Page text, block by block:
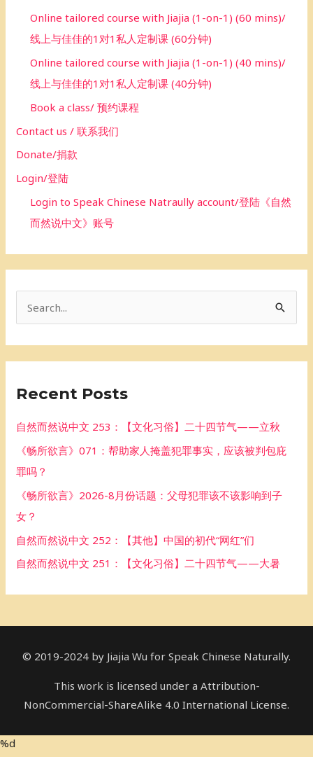
Online tailored course with Jiajia (1-on-1) (60 mins)/
线上与佳佳的1对1私人定制课 (60分钟)
Online tailored course with Jiajia (1-on-1) (40 mins)/
线上与佳佳的1对1私人定制课 (40分钟)
Book a class/ 预约课程
Contact us / 联系我们
Donate/捐款
Login/登陆
Login to Speak Chinese Natraully account/登陆《自然
而然说中文》账号
c
f
r
Recent Posts
自然而然说中文 253：【文化习俗】二十四节气——立秋
《畅所欲言》071：帮助家人掩盖犯罪事实，应该被判包庇
罪吗？
《畅所欲言》2026-8月份话题：父母犯罪该不该影响到子
女？
自然而然说中文 252：【其他】中国的初代“网红”们
自然而然说中文 251：【文化习俗】二十四节气——大暑
© 2019-2024 by Jiajia Wu for Speak Chinese Naturally.
This work is licensed under a Attribution-
NonCommercial-ShareAlike 4.0 International License.
%d